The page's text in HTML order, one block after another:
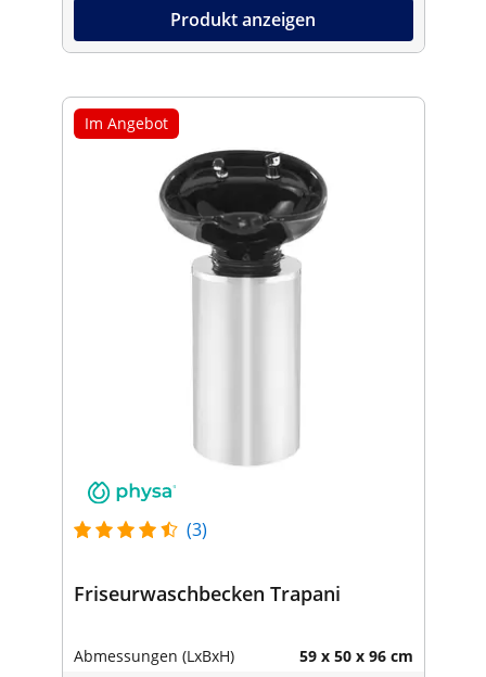
Produkt anzeigen
Im Angebot
(3)
Friseurwaschbecken Trapani
Abmessungen (LxBxH) 59 x 50 x 96 cm